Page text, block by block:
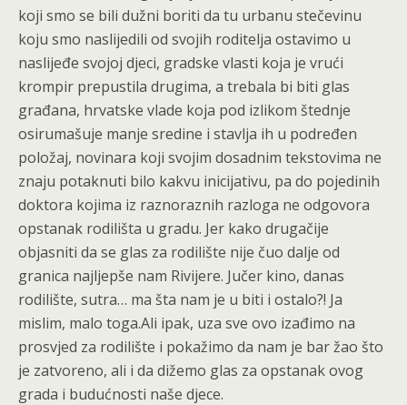
koji smo se bili dužni boriti da tu urbanu stečevinu
koju smo naslijedili od svojih roditelja ostavimo u
naslijeđe svojoj djeci, gradske vlasti koja je vrući
krompir prepustila drugima, a trebala bi biti glas
građana, hrvatske vlade koja pod izlikom štednje
osirumašuje manje sredine i stavlja ih u podređen
položaj, novinara koji svojim dosadnim tekstovima ne
znaju potaknuti bilo kakvu inicijativu, pa do pojedinih
doktora kojima iz raznoraznih razloga ne odgovora
opstanak rodilišta u gradu. Jer kako drugačije
objasniti da se glas za rodilište nije čuo dalje od
granica najljepše nam Rivijere. Jučer kino, danas
rodilište, sutra… ma šta nam je u biti i ostalo?! Ja
mislim, malo toga.Ali ipak, uza sve ovo izađimo na
prosvjed za rodilište i pokažimo da nam je bar žao što
je zatvoreno, ali i da dižemo glas za opstanak ovog
grada i budućnosti naše djece.